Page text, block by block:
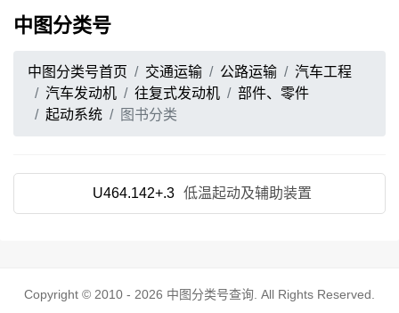
中图分类号
中图分类号首页 交通运输 公路运输
汽车工程
汽车发动机
往复式发动机
部件、零件
起动系统
图书分类
U464.142+.3 低温起动及辅助装置
Copyright © 2010 - 2026 中图分类号查询 . All Rights Reserved.